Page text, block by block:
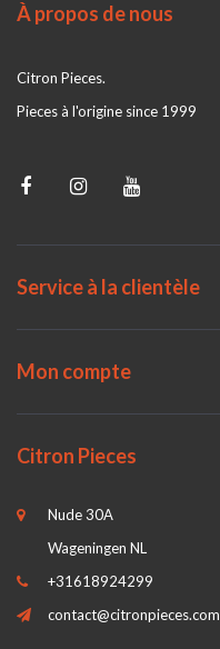
À propos de nous
Citron Pieces.
Pieces à l'origine since 1999
Service à la clientèle
Mon compte
Citron Pieces
Nude 30A
Wageningen NL
+31618924299
contact@citronpieces.com